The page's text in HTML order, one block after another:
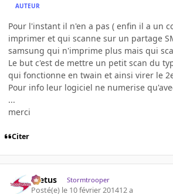
AUTEUR
Pour l'instant il n'en a pas ( enfin il a un
imprimer et qui scanne sur un partage
samsung qui n'imprime plus mais qui
Le but c'est de mettre un petit scan du
qui fonctionne en twain et ainsi virer le
Pour info leur logiciel ne numerise
...
merci
Citer
foetus Stormtrooper
Posté(e) le 10 février 201412 a